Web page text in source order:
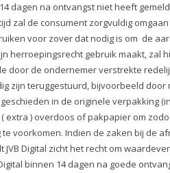
dagen na ontvangst niet heeft
zal de consument zorgvuldig
voor zover dat nodig is om de
herroepingsrecht gebruik maakt, zal
door de ondernemer verstrekte
zijn teruggestuurd, bijvoorbeeld
in de originele verpakking
extra ) overdoos of pakpapier om
voorkomen. Indien de zaken bij de
Digital zicht het recht om
binnen 14 dagen na goede